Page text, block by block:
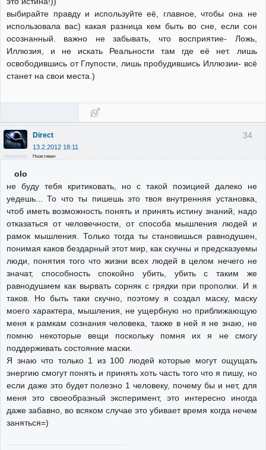
выбирайте правду и используйте её, главное, чтобы она не
использовала вас) какая разница кем быть во сне, если сон
осознанный. важно не забывать, что восприятие- Ложь,
Иллюзия, и не искать Реальности там где её нет. лишь
освободившись от Глупости, лишь пробудившись Иллюзии- всё
станет на свои места.)
34
Direct
13.2.2012 18:11
Неактивен
olo
не буду тебя критиковать, но с такой позицией далеко не
уедешь... То что ты пишешь это твоя внутренняя установка,
чтоб иметь возможность понять и принять истину знаний, надо
отказаться от человечности, от способа мышления людей и
рамок мышления. Только тогда ты становишься равнодушен,
понимая каков бездарный этот мир, как скучны и предсказуемы
люди, понятия того что жизни всех людей в целом нечего не
значат, способность спокойно убить, убить с таким же
равнодушием как вырвать сорняк с грядки при прополки. И я
таков. Но быть таки скучно, поэтому я создал маску, маску
моего характера, мышления, не ущербную но приближающую
меня к рамкам сознания человека, также в ней я не знаю, не
помню некоторые вещи поскольку помня их я не смогу
поддерживать состояние маски.
Я знаю что только 1 из 100 людей которые могут ощущать
энергию смогут понять и принять хоть часть того что я пишу, но
если даже это будет полезно 1 человеку, почему бы и нет, для
меня это своеобразный эксперимент, это интересно иногда
даже забавно, во всяком случае это убивает время когда нечем
заняться=)